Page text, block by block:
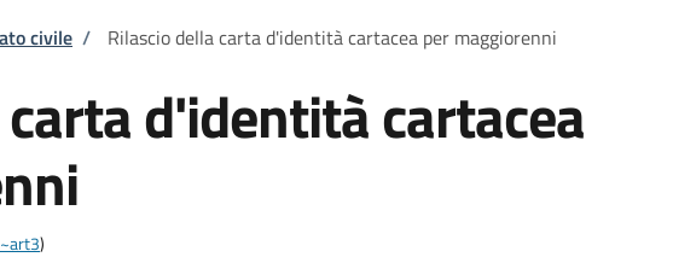
civile / Rilascio della carta d'identità cartacea per maggiorenni
d'identità cartacea
)